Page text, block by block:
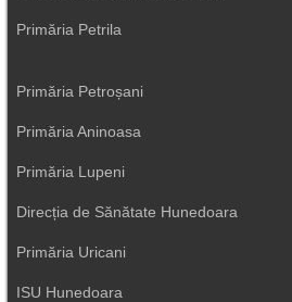
Primăria Petrila
Primăria Petroșani
Primăria Aninoasa
Primăria Lupeni
Direcția de Sănătate Hunedoara
Primăria Uricani
ISU Hunedoara